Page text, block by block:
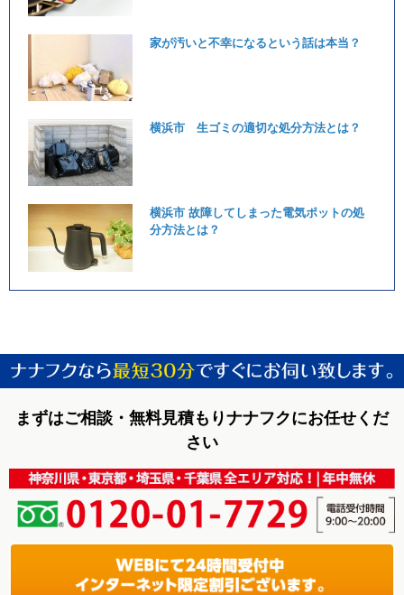
家が汚いと不幸になるという話は本当？
横浜市 生ゴミの適切な処分方法とは？
横浜市 故障してしまった電気ポットの処
分方法とは？
まずはご相談・無料見積もりナナフクにお任せくだ
さい